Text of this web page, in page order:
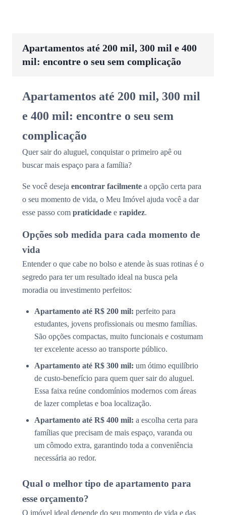
Apartamentos até 200 mil, 300 mil e 400
mil: encontre o seu sem complicação
Apartamentos até 200 mil, 300 mil
e 400 mil: encontre o seu sem
complicação
Quer sair do aluguel, conquistar o primeiro apê ou
buscar mais espaço para a família?
Se você deseja encontrar facilmente a opção certa para
o seu momento de vida, o Meu Imóvel ajuda você a dar
esse passo com praticidade e rapidez.
Opções sob medida para cada momento de
vida
Entender o que cabe no bolso e atende às suas rotinas é o
segredo para ter um resultado ideal na busca pela
moradia ou investimento perfeitos:
Apartamento até R$ 200 mil: perfeito para
estudantes, jovens profissionais ou mesmo famílias.
São opções compactas, muito funcionais e costumam
ter excelente acesso ao transporte público.
Apartamento até R$ 300 mil: um ótimo equilíbrio
de custo-benefício para quem quer sair do aluguel.
Essa faixa reúne condomínios modernos com áreas
de lazer completas e boa localização.
Apartamento até R$ 400 mil: a escolha certa para
famílias que precisam de mais espaço, varanda ou
um cômodo extra, garantindo toda a conveniência
necessária ao redor.
Qual o melhor tipo de apartamento para
esse orçamento?
O imóvel ideal depende do seu momento de vida e das